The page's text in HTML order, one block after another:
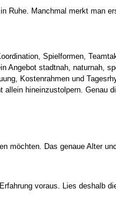
Ruhe. Manchmal merkt man
Spielformen,
Angebot stadtnah, naturnah,
Kostenrahmen und
hineinzustolpern. Genau
möchten. Das genaue Alter
voraus. Lies deshalb